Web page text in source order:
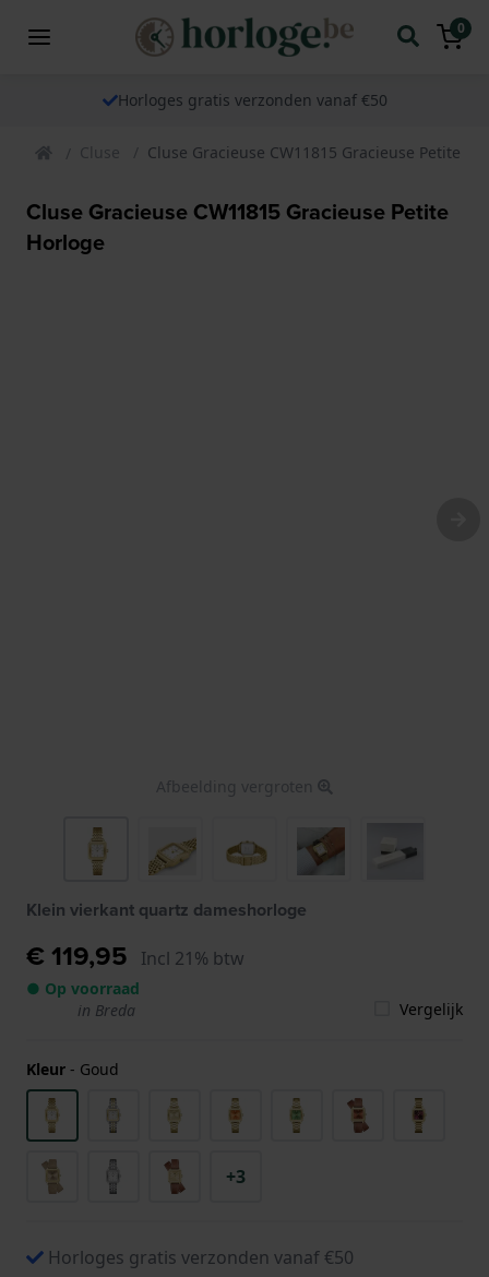
0
Horloges gratis verzonden vanaf €50
Cluse Cluse Gracieuse CW11815 Gracieuse Petite
Cluse Gracieuse CW11815 Gracieuse Petite
Horloge
Afbeelding vergroten
Klein vierkant quartz dameshorloge
€ 119,95 Incl 21% btw
● Op voorraad
in Breda
Vergelijk
Kleur - Goud
+3
Horloges gratis verzonden vanaf €50